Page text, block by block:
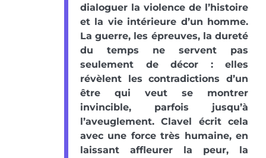
dialoguer la violence de l’histoire
et la vie intérieure d’un homme.
La guerre, les épreuves, la dureté
du temps ne servent pas
seulement de décor : elles
révèlent les contradictions d’un
être qui veut se montrer
invincible, parfois jusqu’à
l’aveuglement. Clavel écrit cela
avec une force très humaine, en
laissant affleurer la peur, la